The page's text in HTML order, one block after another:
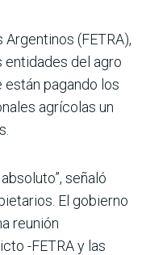
(FETRA),
entidades del agro
pagando los
agrícolas un
señaló
El gobierno
reunión
-FETRA y las